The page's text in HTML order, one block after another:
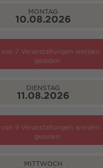
MONTAG
10.08.2026
von 7 Veranstaltungen werden
geladen
DIENSTAG
11.08.2026
von 9 Veranstaltungen werden
geladen
MITTWOCH